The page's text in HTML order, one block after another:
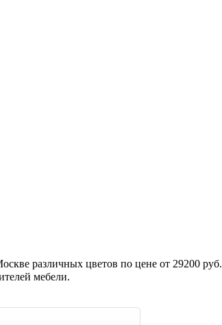
различных цветов по цене от 29200 руб.
мебели.